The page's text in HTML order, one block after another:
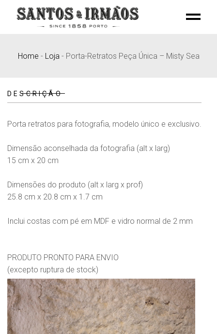
Home - Loja - Porta-Retratos Peça Única – Misty Sea
DESCRIÇÃO
Porta retratos para fotografia, modelo único e exclusivo.
Dimensão aconselhada da fotografia (alt x larg)
15 cm x 20 cm
Dimensões do produto (alt x larg x prof)
25.8 cm x 20.8 cm x 1.7 cm
Inclui costas com pé em MDF e vidro normal de 2 mm
PRODUTO PRONTO PARA ENVIO
(excepto ruptura de stock)